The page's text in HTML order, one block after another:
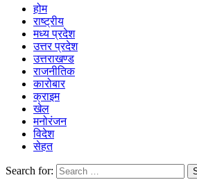
होम
राष्ट्रीय
मध्य प्रदेश
उत्तर प्रदेश
उत्तराखण्ड
राजनीतिक
कारोबार
क्राइम
खेल
मनोरंजन
विदेश
सेहत
Search for: